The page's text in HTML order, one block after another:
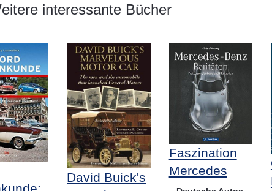
interessante Bücher
David Buick's
Faszination
Mercedes